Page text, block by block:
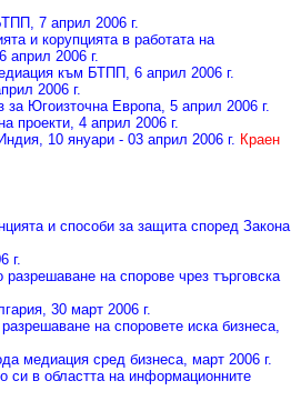
, 7 април 2006 г.
и корупцията в работата на
април 2006 г.
към БТПП , 6 април 2006 г.
2006 г.
за Югоизточна Европа, 5 април 2006 г.
проекти, 4 април 2006 г.
10 януари - 03 април 2006 г. Краен
и способи за защита според Закона
г.
на спорове чрез търговска
, 30 март 2006 г.
на споровете иска бизнеса
медиация сред бизнеса , март 2006 г.
си в областта на информационните